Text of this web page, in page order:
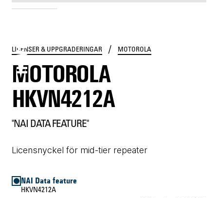
LICENSER & UPPGRADERINGAR / MOTOROLA
MOTOROLA
HKVN4212A
"NAI DATA FEATURE"
Licensnyckel för mid-tier repeater
NAI Data feature
HKVN4212A
HKVN4212A